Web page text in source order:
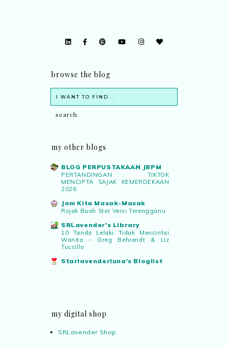
browse the blog
my other blogs
BLOG PERPUSTAKAAN JBPM
PERTANDINGAN TIKTOK
MENCIPTA SAJAK KEMERDEKAAN
2026
Jom Kita Masak-Masak
Rojak Buah Stor Versi Terengganu
SRLavender's Library
10 Tanda Lelaki Tidak Mencintai
Wanita - Greg Behrendt & Liz
Tuccillo
Starlavenderluna's Bloglist
my digital shop
SRLavender Shop